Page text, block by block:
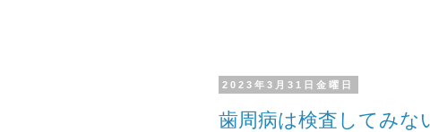
2023年3月31日金曜日
歯周病は検査してみな